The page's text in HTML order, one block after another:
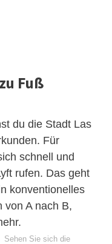
Fuß
du die Stadt Las
Für
schnell und
rufen. Das geht
konventionelles
von A nach B,
Sehen Sie sich die